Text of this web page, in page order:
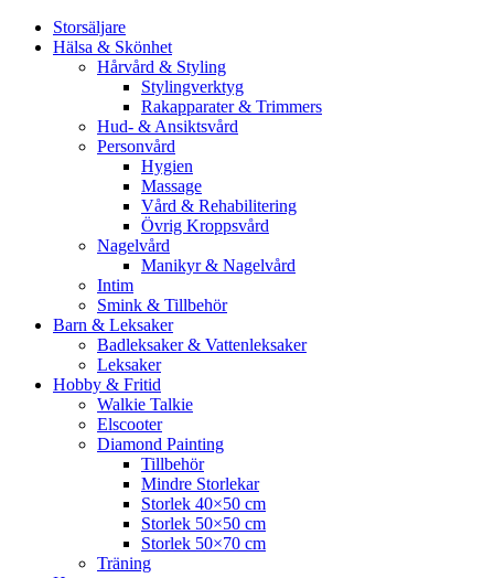
Storsäljare
Hälsa & Skönhet
Hårvård & Styling
Stylingverktyg
Rakapparater & Trimmers
Hud- & Ansiktsvård
Personvård
Hygien
Massage
Vård & Rehabilitering
Övrig Kroppsvård
Nagelvård
Manikyr & Nagelvård
Intim
Smink & Tillbehör
Barn & Leksaker
Badleksaker & Vattenleksaker
Leksaker
Hobby & Fritid
Walkie Talkie
Elscooter
Diamond Painting
Tillbehör
Mindre Storlekar
Storlek 40×50 cm
Storlek 50×50 cm
Storlek 50×70 cm
Träning